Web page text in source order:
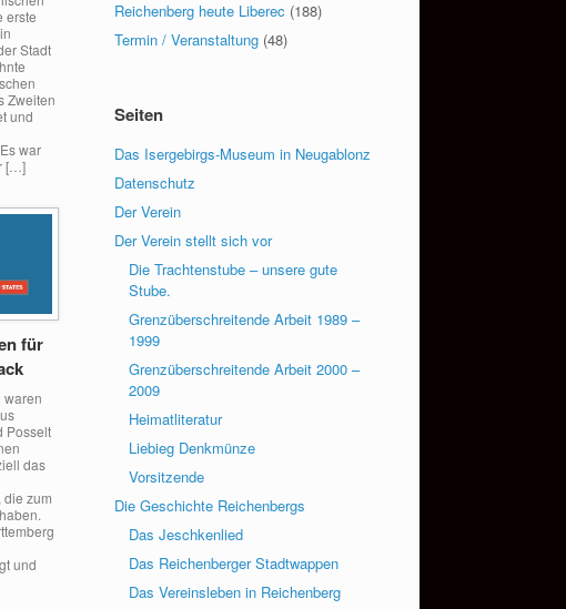
erste
Stadt
Zweiten
und
war
[…]
für
waren
Posselt
das
die zum
und
Reichenberg heute Liberec (188)
Termin / Veranstaltung (48)
Seiten
Das Isergebirgs-Museum in Neugablonz
Datenschutz
Der Verein
Der Verein stellt sich vor
Die Trachtenstube – unsere gute
Stube.
Grenzüberschreitende Arbeit 1989 –
1999
Grenzüberschreitende Arbeit 2000 –
2009
Heimatliteratur
Liebieg Denkmünze
Vorsitzende
Die Geschichte Reichenbergs
Das Jeschkenlied
Das Reichenberger Stadtwappen
Das Vereinsleben in Reichenberg